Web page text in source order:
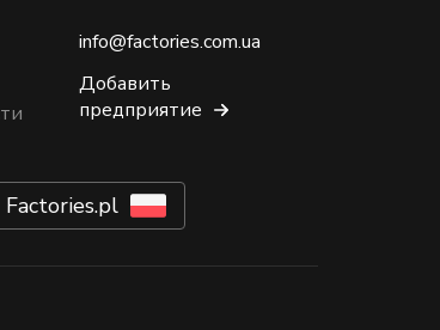
info@factories.com.ua
Добавить
предприятие
Factories.pl